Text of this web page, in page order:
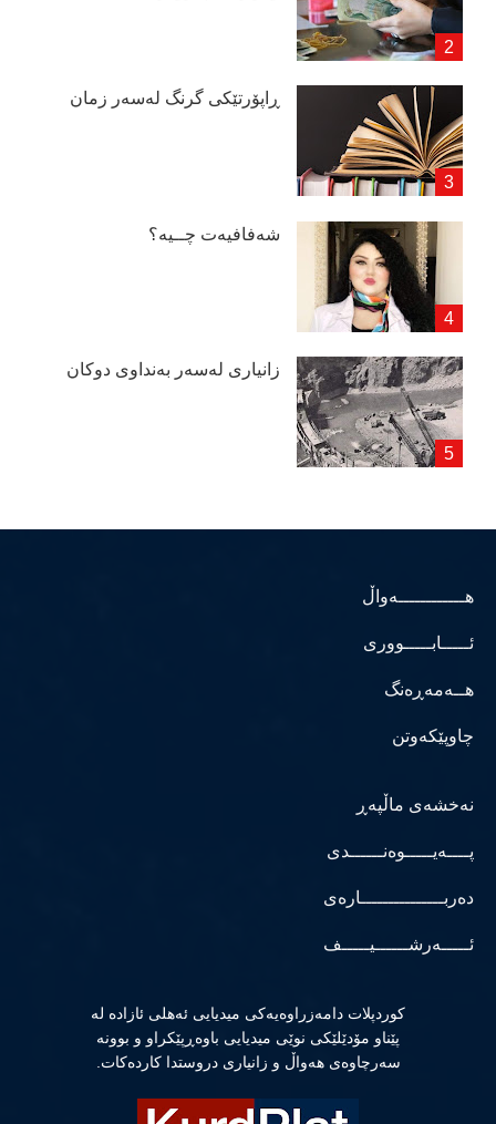
ڕاپۆرتێكی گرنگ لەسەر زمان
شەفافیەت چــیە؟
زانیاری لەسەر بەنداوی دوكان
هــــــــــــەواڵ
ئـــــابـــــووری
هــەمەڕەنگ
چاوپێکەوتن
نەخشەی ماڵپەڕ
پــــەیـــــوەنــــــدی
دەربـــــــــــــــارەی
ئـــــەرشــــــیـــــف
كوردپلات دامەزراوەیەكی میدیایی ئەهلی ئازادە لە
پێناو مۆدێلێكی نوێی میدیایی باوەڕپێكراو و بوونە
سەرچاوەی هەواڵ و زانیاری دروستدا كاردەكات.